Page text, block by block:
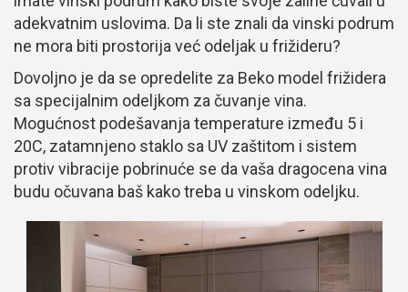
adekvatnim uslovima. Da li ste znali da vinski podrum
ne mora biti prostorija već odeljak u frižideru?
Dovoljno je da se opredelite za Beko model frižidera
sa specijalnim odeljkom za čuvanje vina.
Mogućnost podešavanja temperature između 5 i
20C, zatamnjeno staklo sa UV zaštitom i sistem
protiv vibracije pobrinuće se da vaša dragocena vina
budu očuvana baš kako treba u vinskom odeljku.